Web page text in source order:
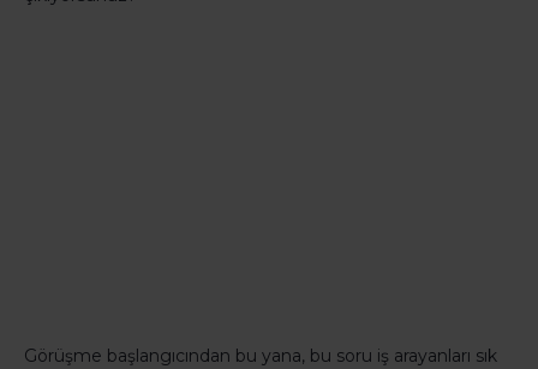
Görüşme başlangıcından bu yana, bu soru iş arayanları sık